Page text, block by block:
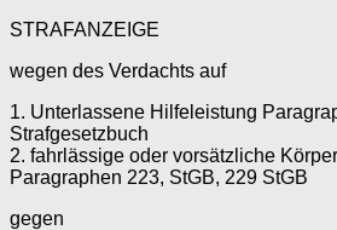
STRAFANZEIGE
wegen des Verdachts auf
1. Unterlassene Hilfeleistung
Strafgesetzbuch
2. fahrlässige oder vorsätzliche
Paragraphen 223, StGB, 229 StGB
gegen